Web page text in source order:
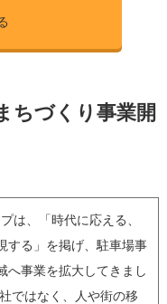
ちづくり事業開
は、「時代に応える、
する」を掲げ、駐車場事
へ事業を拡大してきまし
ではなく、人や街の移